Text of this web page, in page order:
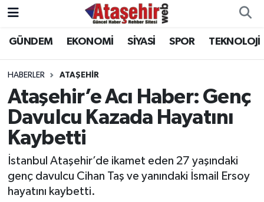
GÜNDEM EKONOMİ SİYASİ SPOR TEKNOLOJİ
HABERLER ATAŞEHİR
Ataşehir’e Acı Haber: Genç
Davulcu Kazada Hayatını
Kaybetti
İstanbul Ataşehir’de ikamet eden 27 yaşındaki
genç davulcu Cihan Taş ve yanındaki İsmail Ersoy
hayatını kaybetti.
Hava Durumu
Trafik Durumu
Süper Lig Puan Durumu ve Fikstür
Tüm Manşetler
Son Dakika Haberleri
Haber Arşivi